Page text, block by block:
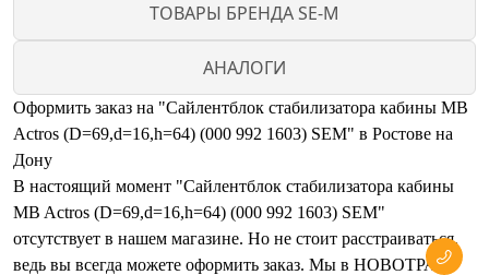
ТОВАРЫ БРЕНДА SE-M
АНАЛОГИ
Оформить заказ на "Сайлентблок стабилизатора кабины MB
Actros (D=69,d=16,h=64) (000 992 1603) SEM" в Ростове на
Дону
В настоящий момент "Сайлентблок стабилизатора кабины
MB Actros (D=69,d=16,h=64) (000 992 1603) SEM"
отсутствует в нашем магазине. Но не стоит расстраиваться,
ведь вы всегда можете оформить заказ. Мы в НОВОТРАК